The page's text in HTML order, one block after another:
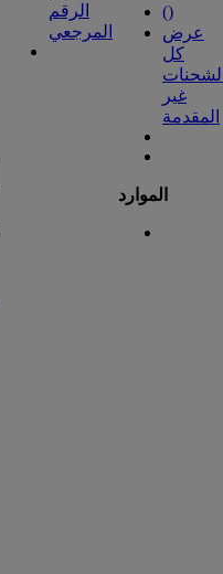
الرقم
المرجعي
()
عرض
كل
غير
المقدمة
الموارد